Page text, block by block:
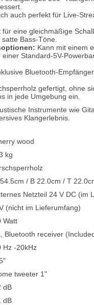
Mundstücke
... mehr
auch perfekt für Live-
für eine gleichmäßige
Bass-Töne.
Kann mit einem
Standard-5V-
Bluetooth-
gefertigt, ohne
in jede Umgebung ein.
Instrumente wie
Klangerlebnis.
wood
kg
/ B 22.0cm / T
Netzteil 24 V DC (im
(nicht im Lieferumfang)
Watt
Bluetooth receiver
Hz -20kHz
tweeter 1"
dB
dB